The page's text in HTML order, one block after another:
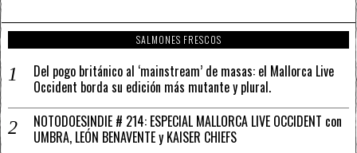
SALMONES FRESCOS
Del pogo británico al ‘mainstream’ de masas: el Mallorca Live
Occident borda su edición más mutante y plural.
NOTODOESINDIE # 214: ESPECIAL MALLORCA LIVE OCCIDENT con
UMBRA, LEÓN BENAVENTE y KAISER CHIEFS